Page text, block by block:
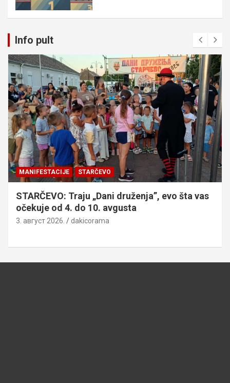
Info pult
MANIFESTACIJE STARČEVO
STARČEVO: Traju „Dani druženja”, evo šta vas
očekuje od 4. do 10. avgusta
3. август 2026. dakicorama